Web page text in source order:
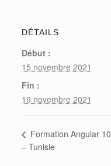
DÉTAILS
Début :
15 novembre 2021
Fin :
19 novembre 2021
Formation Angular 10
– Tunisie